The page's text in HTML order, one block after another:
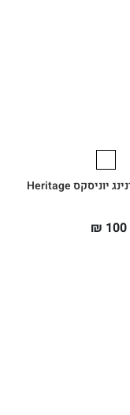
מכנסי טרנינג יוניסקס Heritage
₪ 100